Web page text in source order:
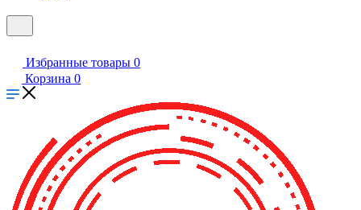
Избранные товары 0
Корзина 0